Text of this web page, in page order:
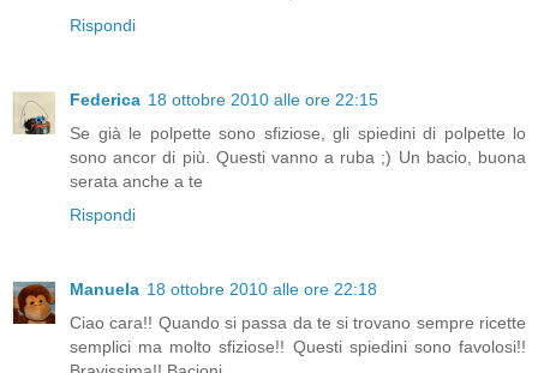
Rispondi
Federica 18 ottobre 2010 alle ore 22:15
Se già le polpette sono sfiziose, gli spiedini di polpette lo
sono ancor di più. Questi vanno a ruba ;) Un bacio, buona
serata anche a te
Rispondi
Manuela 18 ottobre 2010 alle ore 22:18
Ciao cara!! Quando si passa da te si trovano sempre ricette
semplici ma molto sfiziose!! Questi spiedini sono favolosi!!